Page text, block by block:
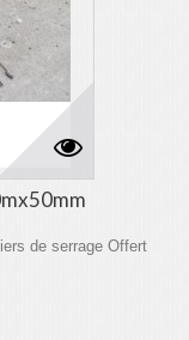
de serrage Offert